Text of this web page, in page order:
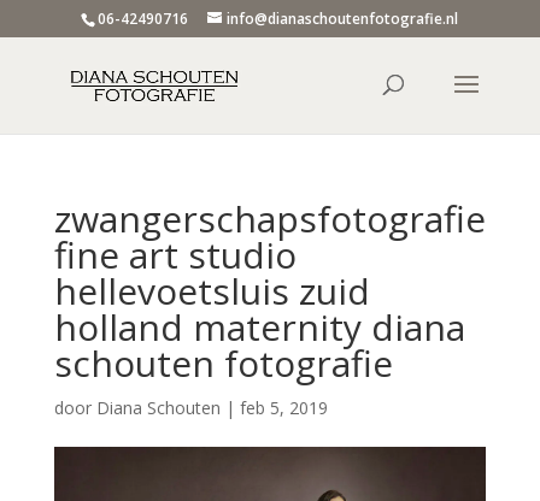
06-42490716 info@dianaschoutenfotografie.nl
zwangerschapsfotografie
fine art studio
hellevoetsluis zuid
holland maternity diana
schouten fotografie
door Diana Schouten | feb 5, 2019